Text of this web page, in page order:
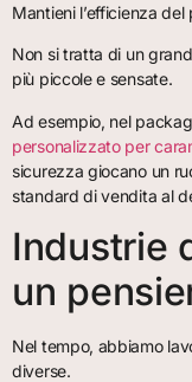
Mantieni l’efficienza
Non si tratta di un
più piccole e sensate.
Ad esempio, nel
personalizzato per
sicurezza giocano un
standard di vendita al
Industrie
un
Nel tempo, abbiamo
diverse.